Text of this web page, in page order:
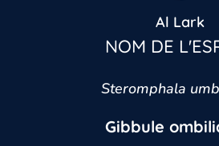
Al Lark
NOM DE
Steromphala
Gibbule